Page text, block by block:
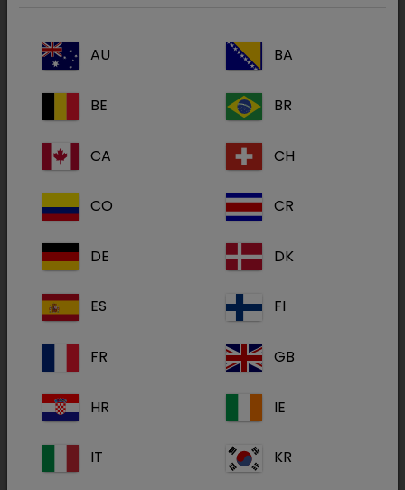
digitale Medien. Dort, wo sich Drucke noch nicht
ganz vermeiden lassen, ist auf100%
Recyclingpapier
umgestellt worden.
„In der höchsten
Papiere mit dem
Engel und
Druckfarben“, so
für Drucksachen wie tierärztliche
uns bewusst, dass nicht alle Label das Optimum
AU BA
BE BR
CA CH
CO CR
DE DK
ES FI
FR GB
HR IE
IT KR